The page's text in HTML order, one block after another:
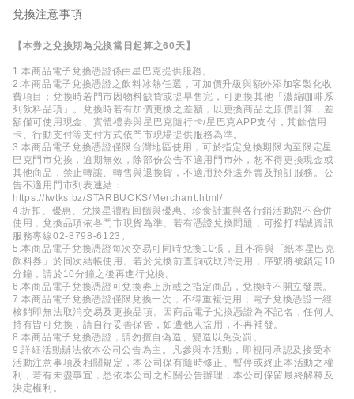
兌換注意事項
【本券之兌換期為兌換當日起算之60天】
1.本商品電子兌換憑證係由星巴克提供服務。
2.本商品電子兌換憑證之飲料冰熱任選，可加價升級與額外添加客製化收
費項目；兌換時若門市因物料缺貨或提早售完，可更換其他「濃縮咖啡系
列飲料品項」。兌換時若有加價更換之差額，以更換商品之原價計算，差
額僅可使用現金、實體禮券與星巴克隨行卡/星巴克APP支付，其餘信用
卡、行動支付等支付方式依門市現場提供服務為準。
3.本商品電子兌換憑證僅限台灣地區使用，可於指定兌換期限內至限定星
巴克門市兌換，逾期無效，除部份公告不適用門市外，恕不得更換現金或
其他商品，禁止轉讓、轉售與退換貨，不適用於外送外賣及預訂服務。公
告不適用門市列表連結：
https://twtks.bz/STARBUCKS/Merchant.html/
4.折扣、優惠、兌換星禮程回饋與優惠、珍食計畫與各行銷活動恕不合併
使用，兌換品項依各門市現貨為準。若有憑證兌換問題，可撥打精誠資訊
服務專線02-8798-6123。
5.本商品電子兌換憑證每次交易可同時兌換10張，且不得與「紙本星巴克
飲料券」於同次結帳使用。若於兌換前查詢或取消使用，序號將被鎖定10
分鐘，請於10分鐘之後再進行兌換。
6.本商品電子兌換憑證可兌換券上所載之指定商品，兌換時不開立發票。
7.本商品電子兌換憑證僅限兌換一次，不得重複使用；電子兌換憑證一經
核銷即無法取消交易及更換品項。因商品電子兌換憑證為不記名，任何人
持有皆可兌換，請自行妥善保管，如遭他人盜用，不再補發。
8.本商品電子兌換憑證，請勿擅自偽造、變造以免受罰。
9.詳細活動辦法依本公司公告為主。凡參與本活動，即視同承認及接受本
活動注意事項及相關規定，本公司保有隨時修正、暫停或終止本活動之權
利，若有未盡事宜，悉依本公司之相關公告辦理；本公司保留最終解釋及
決定權利。